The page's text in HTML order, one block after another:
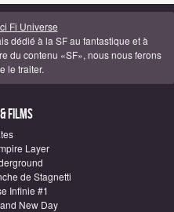
Fi Universe
dédié à la SF au fantastique et à
du contenu «SF», nous nous ferons
le traiter.
Films
Layer
de Stagnetti
Infinie #1
New Day